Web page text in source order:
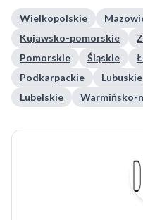
Wielkopolskie
Kujawsko-pomorskie
Pomorskie
Śląskie
Podkarpackie
Lubuskie
Lubelskie
Warmińsko-